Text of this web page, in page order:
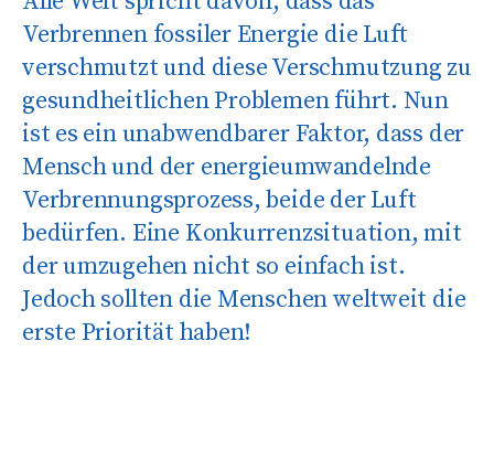
Verbrennen fossiler Energie die Luft
verschmutztund diese Verschmutzung zu
gesundheitlichen Problemen führt. Nun
ist es ein unabwendbarer Faktor, dass der
Mensch und der energieumwandelnde
Verbrennungsprozess, beide der Luft
bedürfen. Eine Konkurrenzsituation, mit
der umzugehen nicht so einfach ist.
Jedoch sollten die Menschen weltweit die
erste Priorität haben!